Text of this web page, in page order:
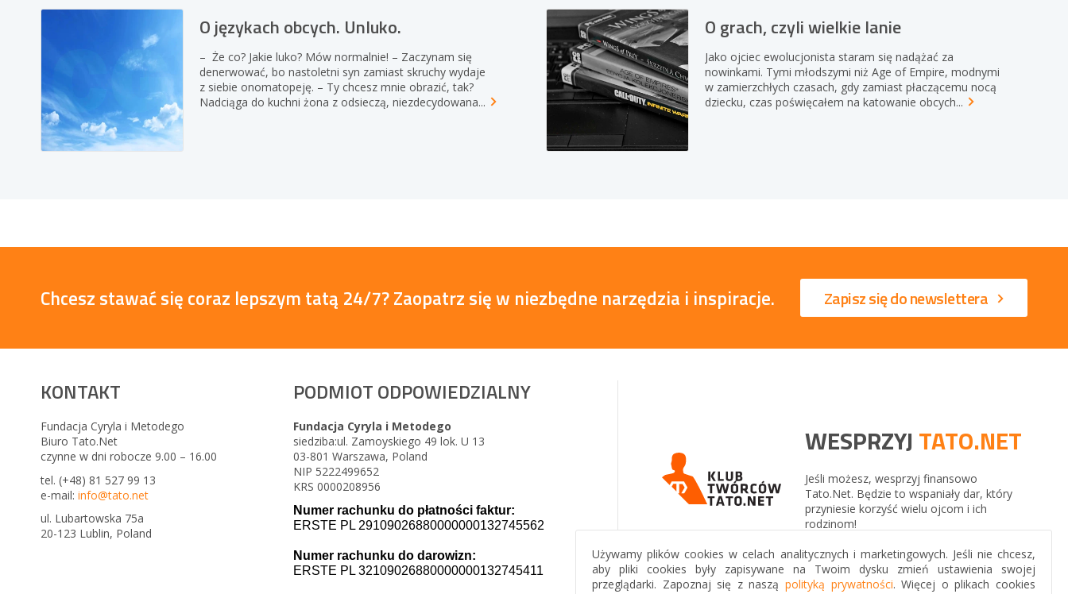
O językach obcych. Unluko.
– Że co? Jakie luko? Mów normalnie! – Zaczynam się
denerwować, bo nastoletni syn zamiast skruchy wydaje
z siebie onomatopeję. – Ty chcesz mnie obrazić, tak?
Nadciąga do kuchni żona z odsieczą, niezdecydowana...
O grach, czyli wielkie lanie
Jako ojciec ewolucjonista staram się nadążać za
nowinkami. Tymi młodszymi niż Age of Empire, modnymi
w zamierzchłych czasach, gdy zamiast płaczącemu nocą
dziecku, czas poświęcałem na katowanie obcych...
Chcesz stawać się coraz lepszym tatą 24/7? Zaopatrz się w niezbędne narzędzia i inspiracje. Zapisz się do newslettera
KONTAKT
Fundacja Cyryla i Metodego
Biuro Tato.Net
czynne w dni robocze 9.00 – 16.00
tel. (+48) 81 527 99 13
e-mail: info@tato.net
ul. Lubartowska 75a
20-123 Lublin, Poland
PODMIOT ODPOWIEDZIALNY
Fundacja Cyryla i Metodego
siedziba:ul. Zamoyskiego 49 lok. U 13
03-801 Warszawa, Poland
NIP 5222499652
KRS 0000208956
Numer rachunku do płatności faktur:
ERSTE PL 29109026880000000132745562
Numer rachunku do darowizn:
ERSTE PL 32109026880000000132745411
WESPRZYJ TATO.NET
Jeśli możesz, wesprzyj finansowo
Tato.Net. Będzie to wspaniały dar, który
przyniesie korzyść wielu ojcom i ich
rodzinom!
Używamy plików cookies w celach analitycznych i marketingowych. Jeśli nie chcesz,
aby pliki cookies były zapisywane na Twoim dysku zmień ustawienia swojej
przeglądarki. Zapoznaj się z naszą polityką prywatności. Więcej o plikach cookies